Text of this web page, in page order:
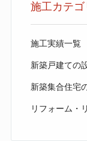
施工カテゴ
施工実績一覧
新築戸建ての
新築集合住宅
リフォーム・